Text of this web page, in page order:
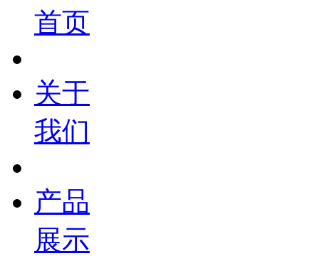
首页
关于
我们
产品
展示